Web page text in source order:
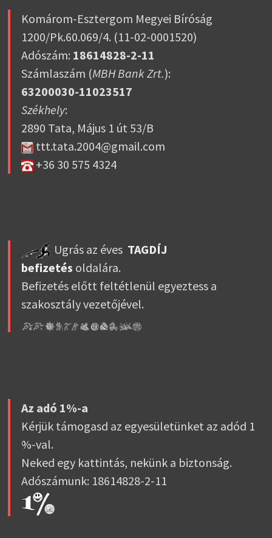
Komárom-Esztergom Megyei Bíróság
1200/Pk.60.069/4. (11-02-0001520)
Adószám: 18614828-2-11
Számlaszám (MBH Bank Zrt.):
63200030-11023517
Székhely:
2890 Tata, Május 1 út 53/B
ttt.tata.2004@gmail.com
+36 30 575 4324
Ugrás az éves TAGDÍJ
befizetés oldalára.
Befizetés előtt feltétlenül egyeztess a
szakosztály vezetőjével.
Az adó 1%-a
Kérjük támogasd az egyesületünket az adód 1
%-val.
Neked egy kattintás, nekünk a biztonság.
Adószámunk: 18614828-2-11